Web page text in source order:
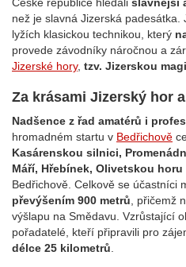
než je slavná Jizerská
lyžích klasickou technikou, který
provede závodníky náročnou a
Jizerské hory, tzv. Jizerskou
Za krásami Jizerský hor
Nadšence z řad amatérů i
hromadném startu v Bedřichově
Kasárenskou silnici,
Máří, Hřebínek, Olivetskou horu
Bedřichově. Celkově se účastníci
převýšením 900 metrů , přičemž
výšlapu na Smědavu. Vzrůstající
pořadatelé, kteří připravili pro
délce 25 kilometrů